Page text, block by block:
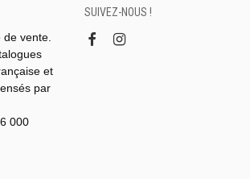
vente.
et
par
000
SUIVEZ-NOUS !